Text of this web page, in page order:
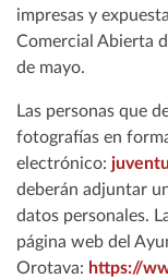
impresas y
Comercial Abierta
de mayo.
Las personas que
fotografías en
electrónico:
deberán adjuntar
datos personales.
página web del
Orotava: https://